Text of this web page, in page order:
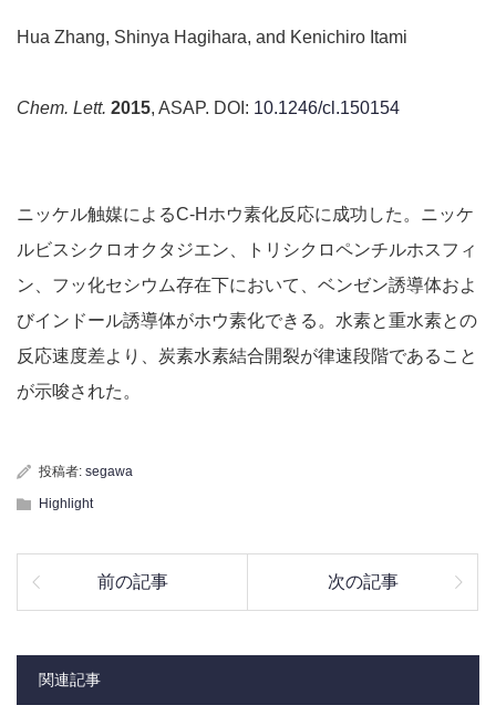
Hua Zhang, Shinya Hagihara, and Kenichiro Itami
Chem. Lett. 2015, ASAP. DOI: 10.1246/cl.150154
ニッケル触媒によるC-Hホウ素化反応に成功した。ニッケ
ルビスシクロオクタジエン、トリシクロペンチルホスフィ
ン、フッ化セシウム存在下において、ベンゼン誘導体およ
びインドール誘導体がホウ素化できる。水素と重水素との
反応速度差より、炭素水素結合開裂が律速段階であること
が示唆された。
投稿者: segawa
Highlight
前の記事 次の記事
関連記事